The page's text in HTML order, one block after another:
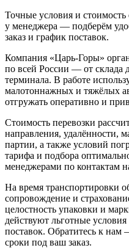
Точные условия и
у менеджера — подберём
заказ и график поставок.
Компания «Царь-Горы»
по всей России — от склада
терминала. В работе
малотоннажных и тяжёлых
отгружать оперативно и
Стоимость перевозки
направления, удалённости,
партии, а также условий
тарифа и подбора
менеджерами по контактам
На время транспортировки
сопровождение и
целостность упаковки и
действуют льготные
поставок. Обратитесь к нам
сроки под ваш заказ.